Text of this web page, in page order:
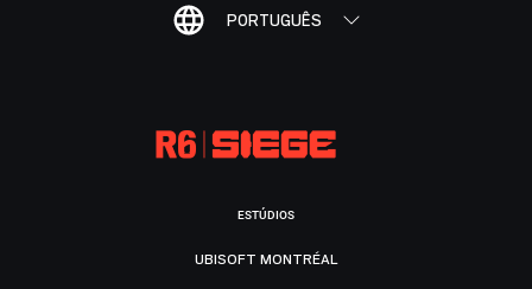
PORTUGUÊS
ESTÚDIOS
UBISOFT MONTRÉAL